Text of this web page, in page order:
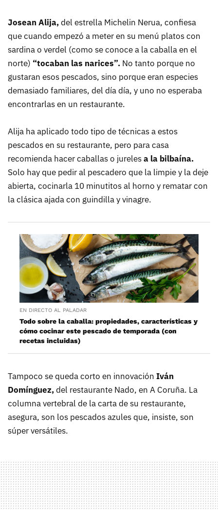
Josean Alija,del estrella Michelin Nerua, confiesa
que cuando empezó a meter en su menú platos con
sardina o verdel (como se conoce a la caballa en el
norte) “tocaban las narices”. No tanto porque no
gustaran esos pescados, sino porque eran especies
demasiado familiares, del día día, y uno no esperaba
encontrarlas en un restaurante.
Alija ha aplicado todo tipo de técnicas a estos
pescados en su restaurante, pero para casa
recomienda hacer caballas o jurelesa la bilbaína.
Solo hay que pedir al pescadero que la limpie y la deje
abierta, cocinarla 10 minutitos al horno y rematar con
la clásica ajada con guindilla y vinagre.
EN DIRECTO AL PALADAR
Todo sobre la caballa: propiedades, características y
cómo cocinar este pescado de temporada (con
recetas incluidas)
Tampoco se queda corto en innovación Iván
Domínguez,del restaurante Nado, en A Coruña. La
columna vertebral de la carta de su restaurante,
asegura, son los pescados azules que, insiste, son
súper versátiles.